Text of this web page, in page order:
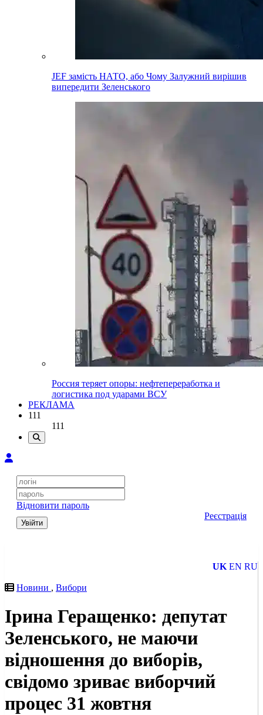
JEF замість НАТО, або Чому Залужний вирішив
випередити Зеленського
Россия теряет опоры: нефтепереработка и
логистика под ударами ВСУ
РЕКЛАМА
111
111
Відновити пароль
Увійти
Реєстрація
UK EN RU
Новини , Вибори
Ірина Геращенко: депутат
Зеленського, не маючи
відношення до виборів,
свідомо зриває виборчий
процес 31 жовтня